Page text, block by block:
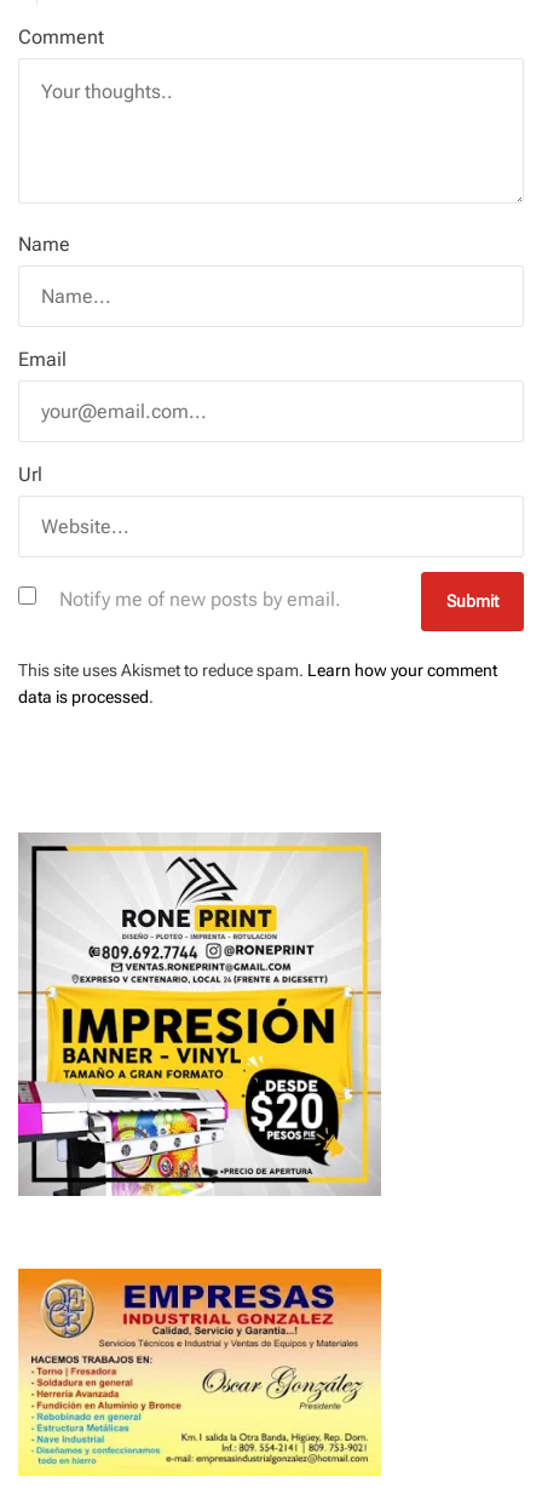
Comment
Name
Email
Url
Notify me of new posts by email.
This site uses Akismet to reduce spam. Learn how your comment
data is processed.